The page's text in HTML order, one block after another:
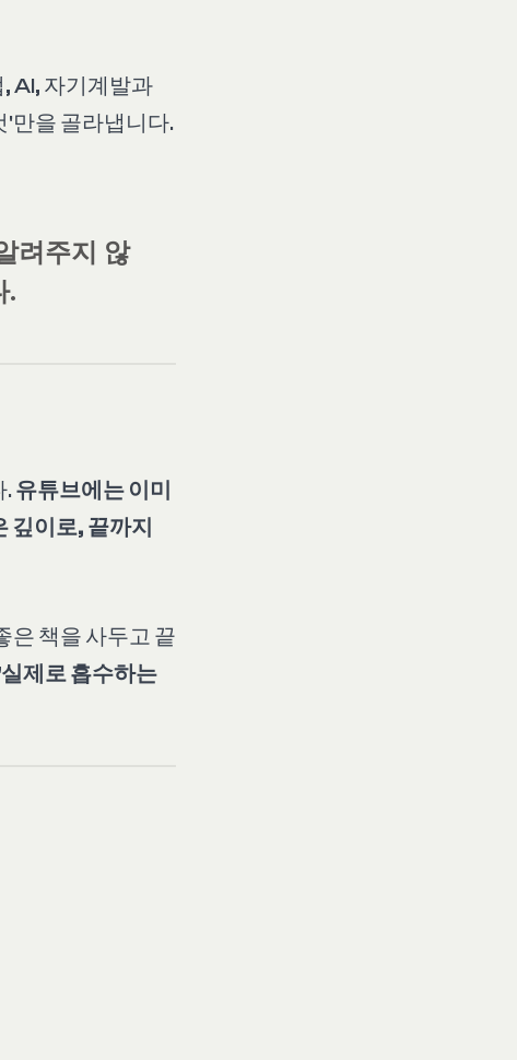
AI, 자기계발과
'만을 골라냅니다.
려주지 않
.
.유튜브에는 이미
깊이로, 끝까지
은 책을 사두고 끝
제로 흡수하는